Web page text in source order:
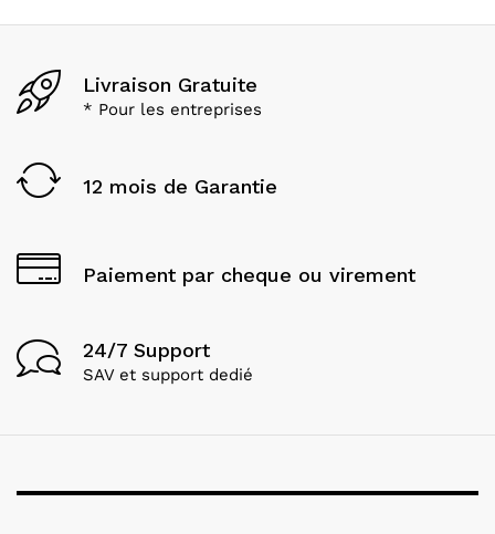
Livraison Gratuite
* Pour les entreprises
12 mois de Garantie
Paiement par cheque ou virement
24/7 Support
SAV et support dedié